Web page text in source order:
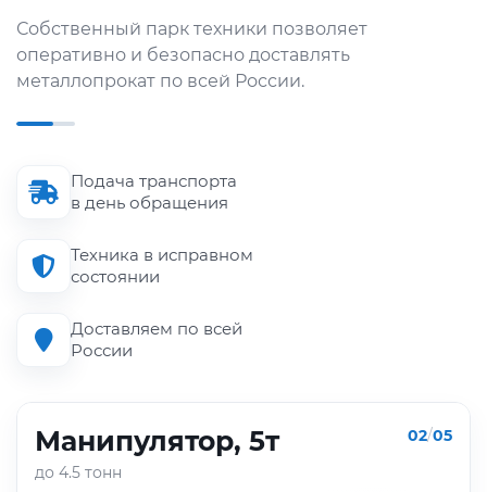
Собственный парк техники позволяет
оперативно и безопасно доставлять
металлопрокат по всей России.
Подача транспорта
в день обращения
Техника в исправном
состоянии
Доставляем по всей
России
Манипулятор, 5т
до 4.5 тонн
02/05